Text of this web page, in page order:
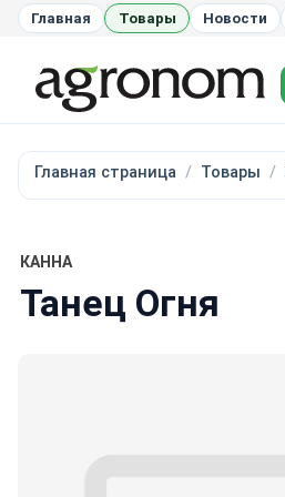
Главная Товары Новости
Главная страница Товары
КАННА
Танец Огня